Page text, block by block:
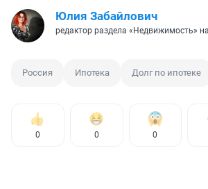
Юлия Забайлович
редактор раздела «Недвижимость»
Россия Ипотека Долг по ипотеке
0 0 0